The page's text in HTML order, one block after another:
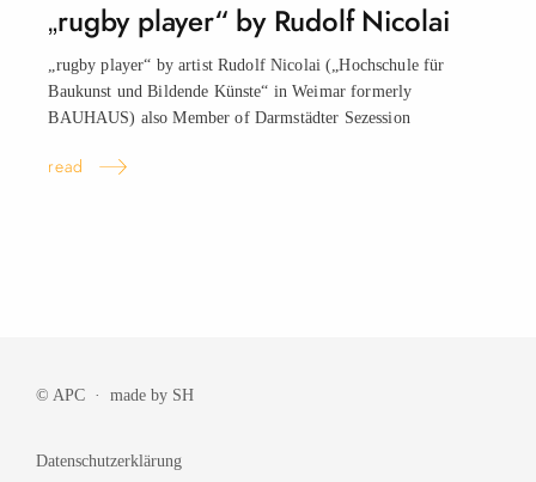
„rugby player“ by Rudolf Nicolai
„rugby player“ by artist Rudolf Nicolai („Hochschule für
Baukunst und Bildende Künste“ in Weimar formerly
BAUHAUS) also Member of Darmstädter Sezession
read
© APC · made by SH
Datenschutzerklärung